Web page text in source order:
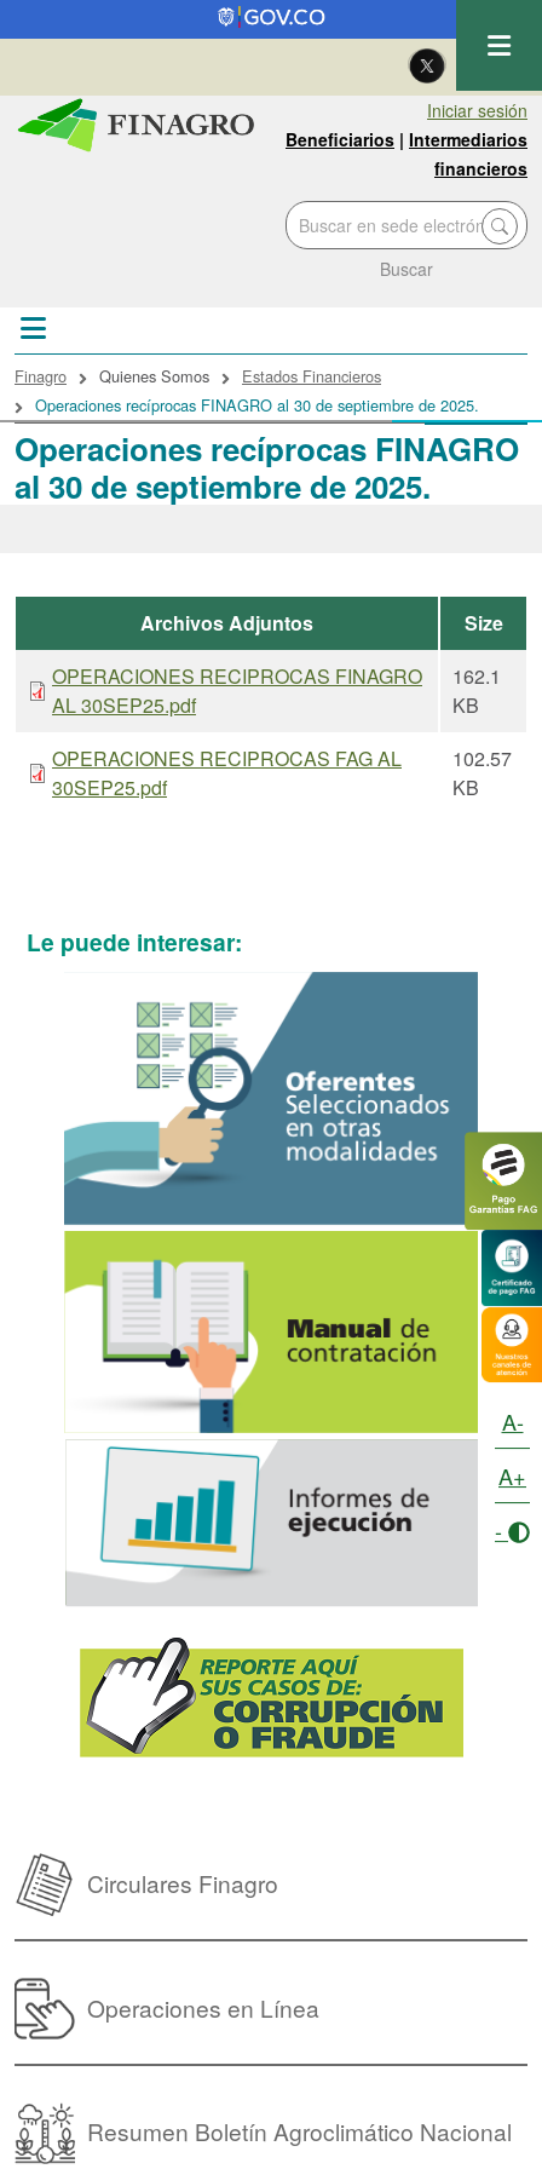
Pasar al contenido principal
| Eng
Iniciar sesión
Beneficiarios | Intermediarios
financieros
Buscar
Operaciones recíprocas FINAGRO
al 30 de septiembre de 2025.
enlaces de ayuda a la
Finagro Quienes Somos
Estados Financieros
Operaciones recíprocas FINAGRO al 30 de septiembre de 2025.
Archivos Adjuntos
Size
OPERACIONES RECIPROCAS FINAGRO
AL 30SEP25.pdf
162.1
KB
OPERACIONES RECIPROCAS FAG AL
30SEP25.pdf
102.57
KB
Le puede interesar:
Circulares Finagro
Operaciones en Línea
Resumen Boletín Agroclimático Nacional
A-
A+
-